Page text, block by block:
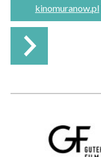
kinomuranow.pl